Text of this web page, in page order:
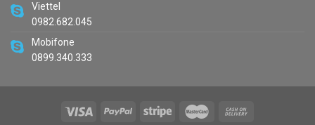
Viettel
0982.682.045
Mobifone
0899.340.333